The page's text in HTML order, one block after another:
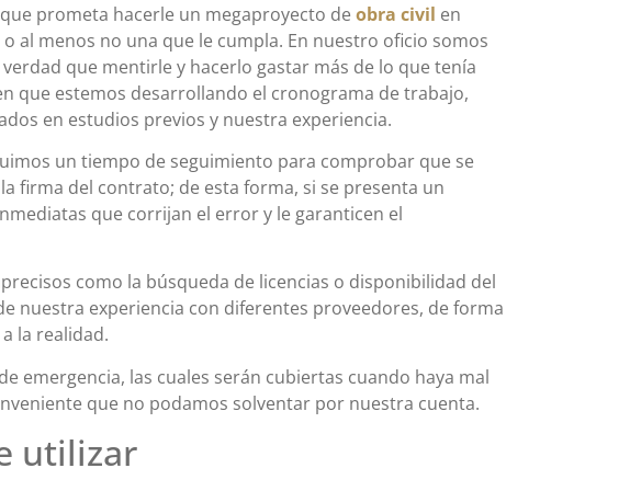
prometa hacerle un megaproyecto de obra civil en
al menos no una que le cumpla. En nuestro oficio somos
que mentirle y hacerlo gastar más de lo que tenía
que estemos desarrollando el cronograma de trabajo,
en estudios previos y nuestra experiencia.
un tiempo de seguimiento para comprobar que se
firma del contrato; de esta forma, si se presenta un
que corrijan el error y le garanticen el
como la búsqueda de licencias o disponibilidad del
nuestra experiencia con diferentes proveedores, de forma
la realidad.
emergencia, las cuales serán cubiertas cuando haya mal
que no podamos solventar por nuestra cuenta.
utilizar